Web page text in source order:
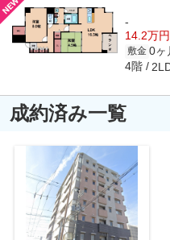
-
14.2万円
敷金 0ヶ
4階
成約済み一覧